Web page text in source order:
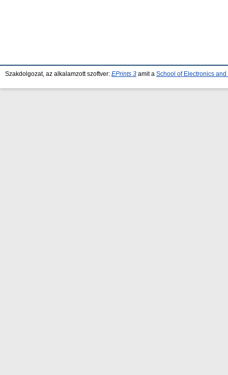
Szakdolgozat, az alkalamzott szoftver: EPrints 3 amit a School of Electronics